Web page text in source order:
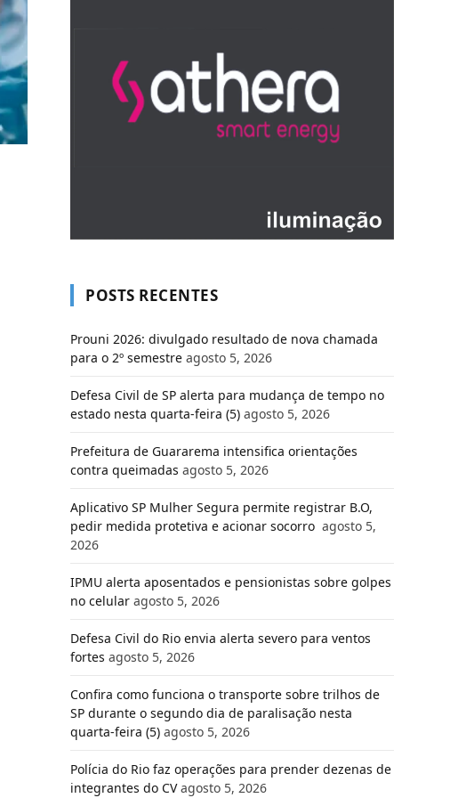
POSTS RECENTES
Prouni 2026: divulgado resultado de nova chamada
para o 2º semestre agosto 5, 2026
Defesa Civil de SP alerta para mudança de tempo no
estado nesta quarta-feira (5) agosto 5, 2026
Prefeitura de Guararema intensifica orientações
contra queimadas agosto 5, 2026
Aplicativo SP Mulher Segura permite registrar B.O,
pedir medida protetiva e acionar socorro agosto 5,
2026
IPMU alerta aposentados e pensionistas sobre golpes
no celular agosto 5, 2026
Defesa Civil do Rio envia alerta severo para ventos
fortes agosto 5, 2026
Confira como funciona o transporte sobre trilhos de
SP durante o segundo dia de paralisação nesta
quarta-feira (5) agosto 5, 2026
Polícia do Rio faz operações para prender dezenas de
integrantes do CV agosto 5, 2026